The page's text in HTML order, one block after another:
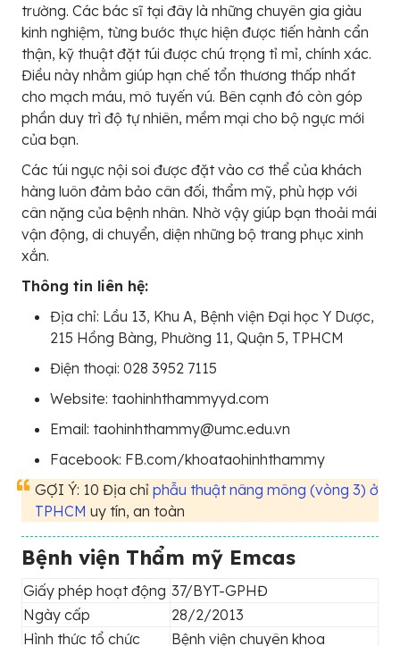
trường. Các bác sĩ tại đây là những chuyên gia giàu
kinh nghiệm, từng bước thực hiện được tiến hành cẩn
thận, kỹ thuật đặt túi được chú trọng tỉ mỉ, chính xác.
Điều này nhằm giúp hạn chế tổn thương thấp nhất
cho mạch máu, mô tuyến vú. Bên cạnh đó còn góp
phần duy trì độ tự nhiên, mềm mại cho bộ ngực mới
của bạn.
Các túi ngực nội soi được đặt vào cơ thể của khách
hàng luôn đảm bảo cân đối, thẩm mỹ, phù hợp với
cân nặng của bệnh nhân. Nhờ vậy giúp bạn thoải mái
vận động, di chuyển, diện những bộ trang phục xinh
xắn.
Thông tin liên hệ:
Địa chỉ: Lầu 13, Khu A, Bệnh viện Đại học Y Dược,
215 Hồng Bàng, Phường 11, Quận 5, TPHCM
Điện thoại: 028 3952 7115
Website: taohinhthammyyd.com
Email: taohinhthammy@umc.edu.vn
Facebook: FB.com/khoataohinhthammy
GỢI Ý: 10 Địa chỉ phẫu thuật nâng mông (vòng 3) ở
TPHCM uy tín, an toàn
Bệnh viện Thẩm mỹ Emcas
Giấy phép hoạt động 37/BYT-GPHĐ
Ngày cấp
28/2/2013
Hình thức tổ chức
Bệnh viện chuyên khoa